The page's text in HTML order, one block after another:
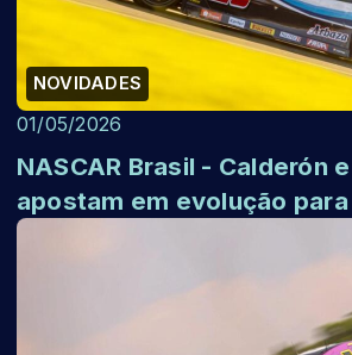
NOVIDADES
01/05/2026
NASCAR Brasil - Calderón
apostam em evolução